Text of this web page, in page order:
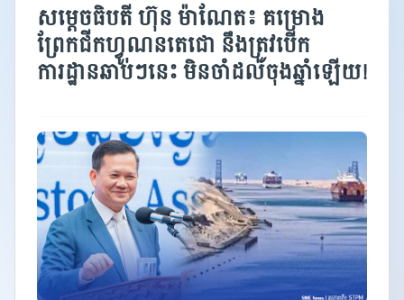
សម្តេចធិបតី ហ៊ុន ម៉ាណែត៖ គម្រោង
ព្រែកជីកហ្វូណនតេជោ នឹងត្រូវបើក
ការដ្ឋានឆាប់ៗនេះ មិនចាំដល់ចុងឆ្នាំឡើយ!